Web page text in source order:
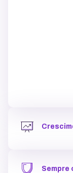
clientes
Sempre